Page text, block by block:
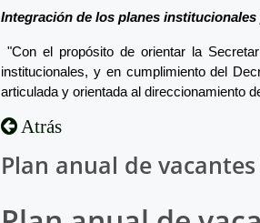
Integración de los planes institucionales
"Con el propósito de orientar la
institucionales, y en cumplimiento del
articulada y orientada al direccionamiento
Atrás
Plan anual de